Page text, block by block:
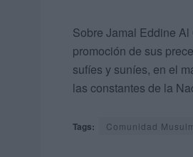
Sobre Jamal Eddine
promoción de sus
sufíes y suníes, en el
las constantes de la
Tags: Comunidad